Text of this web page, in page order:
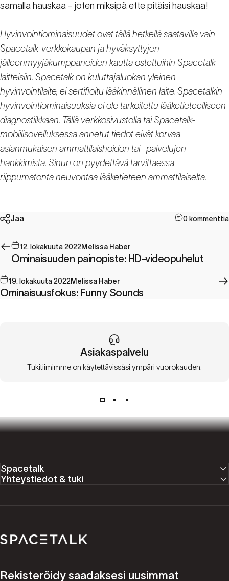
samalla hauskaa - joten miksipä ette pitäisi hauskaa!
Hyvinvointiominaisuudet ovat tällä hetkellä saatavilla vain
Spacetalk-verkkokaupan ja hyväksyttyjen
jälleenmyyjäkumppaneiden kautta ostettuihin Spacetalk-
laitteisiin. Spacetalk on kuluttajaluokan yleinen
hyvinvointilaite, ei sertifioitu lääkinnällinen laite. Spacetalkin
hyvinvointiominaisuuksia ei ole tarkoitettu lääketieteelliseen
diagnostiikkaan. Tällä verkkosivustolla tai Spacetalk-
mobiilisovelluksessa annetut tiedot eivät korvaa
asianmukaisen ammattilaishoidon tai -palvelujen
hankkimista. Sinun on pyydettävä tarvittaessa
riippumatonta neuvontaa lääketieteen ammattilaiselta.
Jaa 0 kommenttia
12. lokakuuta 2022Melissa Haber
Ominaisuuden painopiste: HD-videopuhelut
19. lokakuuta 2022Melissa Haber
Ominaisuusfokus: Funny Sounds
Asiakaspalvelu
Tukitiimimme on käytettävissäsi ympäri vuorokauden.
Spacetalk
Yhteystiedot & tuki
Spacetalk
Rekisteröidy saadaksesi uusimmat